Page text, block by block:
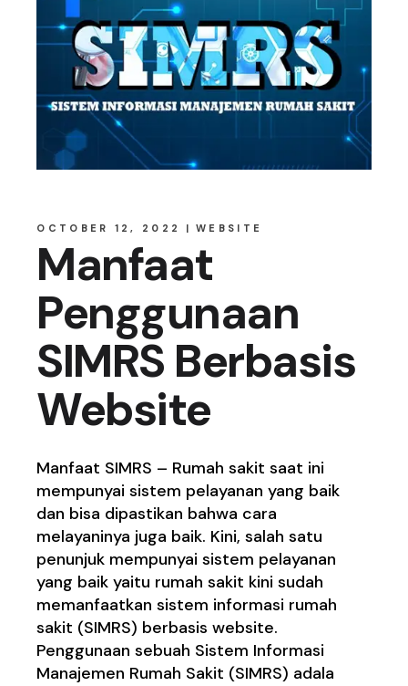
OCTOBER 12, 2022 WEBSITE
Manfaat
Penggunaan
SIMRS Berbasis
Website
Manfaat SIMRS – Rumah sakit saat ini
mempunyai sistem pelayanan yang baik
dan bisa dipastikan bahwa cara
melayaninya juga baik. Kini, salah satu
penunjuk mempunyai sistem pelayanan
yang baik yaitu rumah sakit kini sudah
memanfaatkan sistem informasi rumah
sakit (SIMRS) berbasis website.
Penggunaan sebuah Sistem Informasi
Manajemen Rumah Sakit (SIMRS) adala